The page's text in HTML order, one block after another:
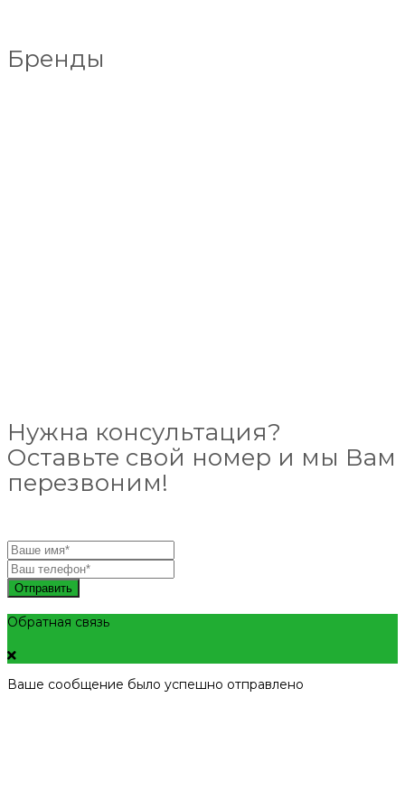
Бренды
Нужна консультация?
Оставьте свой номер и мы Вам
перезвоним!
Отправить
Обратная связь
Ваше сообщение было успешно отправлено